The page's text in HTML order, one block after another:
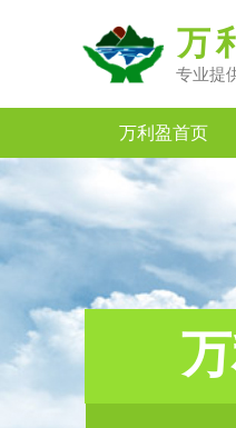
专业提
万
万利盈首页